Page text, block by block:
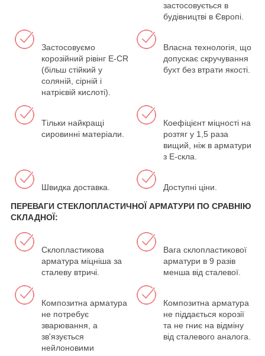
застосовується в
будівництві в Європі.
Застосовуємо
корозійний рівінг E-CR
(більш стійкий у
соляній, сірній і
натрієвій кислоті).
Власна технологія, що
допускає скручування
бухт без втрати якості.
Тільки найкращі
сировинні матеріали.
Коефіцієнт міцності на
розтяг у 1,5 раза
вищий, ніж в арматури
з Е-скла.
Швидка доставка.
Доступні ціни.
ПЕРЕВАГИ СТЕКЛОПЛАСТИЧНОЇ АРМАТУРИ ПО СРАВНІЮ
СКЛАДНОЇ:
Склопластикова
арматура міцніша за
сталеву втричі.
Вага склопластикової
арматури в 9 разів
менша від сталевої.
Композитна арматура
не потребує
зварювання, а
зв'язується
нейлоновими
Композитна арматура
не піддається корозії
та не гниє на відміну
від сталевого аналога.